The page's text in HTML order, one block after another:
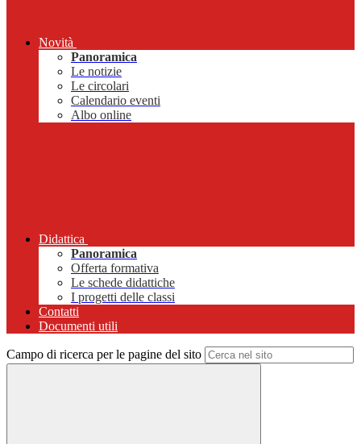
Novità
Panoramica
Le notizie
Le circolari
Calendario eventi
Albo online
Didattica
Panoramica
Offerta formativa
Le schede didattiche
I progetti delle classi
Contatti
Documenti utili
Campo di ricerca per le pagine del sito